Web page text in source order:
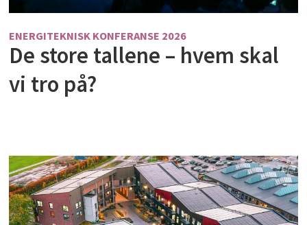
ENERGITEKNISK KONFERANSE 2026
De store tallene – hvem skal
vi tro på?